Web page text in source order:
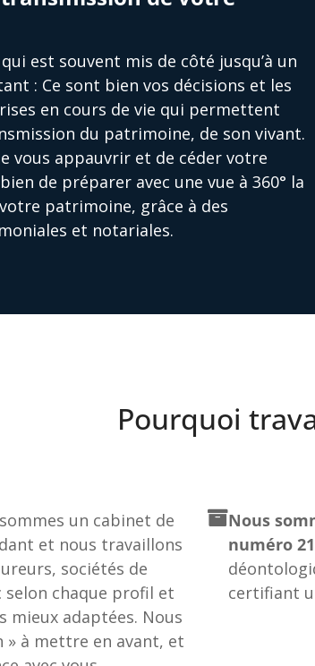
qui est souvent mis de côté jusqu’à un
: Ce sont bien vos décisions et les
en cours de vie qui permettent
du patrimoine, de son vivant.
vous appauvrir et de céder votre
de préparer avec une vue à 360° la
patrimoine, grâce à des
et notariales.
Pourquoi
un cabinet de
et nous travaillons
sociétés de
chaque profil et
mieux adaptées. Nous
» à mettre en avant, et
Nous
numéro
certifiant